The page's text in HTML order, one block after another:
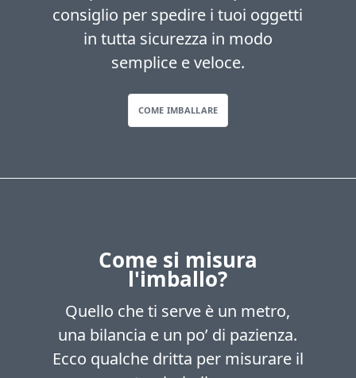
consiglio per spedire i tuoi oggetti
in tutta sicurezza in modo
semplice e veloce.
COME IMBALLARE
Come si misura
l'imballo?
Quello che ti serve è un metro,
una bilancia e un po’ di pazienza.
Ecco qualche dritta per misurare il